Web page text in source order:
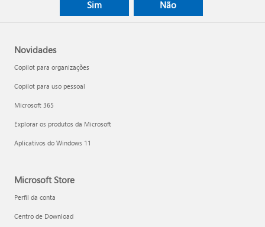
Sim Não
Novidades
Copilot para organizações
Copilot para uso pessoal
Microsoft 365
Explorar os produtos da Microsoft
Aplicativos do Windows 11
Microsoft Store
Perfil da conta
Centro de Download